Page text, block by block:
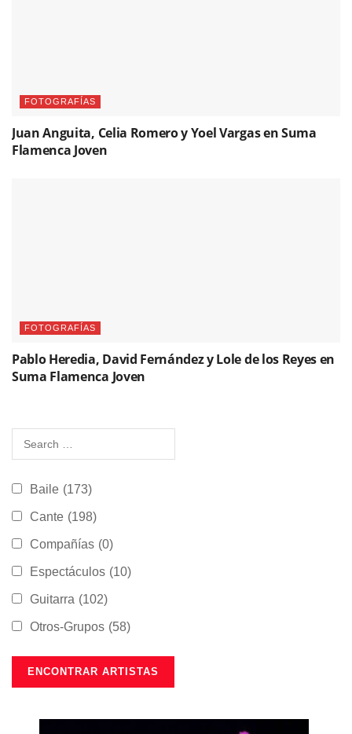
FOTOGRAFÍAS
Juan Anguita, Celia Romero y Yoel Vargas en Suma
Flamenca Joven
FOTOGRAFÍAS
Pablo Heredia, David Fernández y Lole de los Reyes en
Suma Flamenca Joven
Baile (173)
Cante (198)
Compañías (0)
Espectáculos (10)
Guitarra (102)
Otros-Grupos (58)